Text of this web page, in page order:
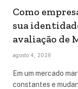
Como
sua
avaliação de
agosto 4, 2026
Em um mercado
constantes e